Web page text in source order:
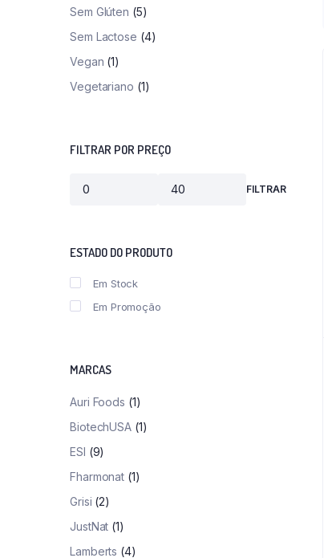
Sem Glúten (5)
Sem Lactose (4)
Vegan (1)
Vegetariano (1)
FILTRAR POR PREÇO
Preço
Preço
FILTRAR
ESTADO DO PRODUTO
Em Stock
Em Promoção
MARCAS
Auri Foods (1)
BiotechUSA (1)
ESI (9)
Fharmonat (1)
Grisi (2)
JustNat (1)
Lamberts (4)